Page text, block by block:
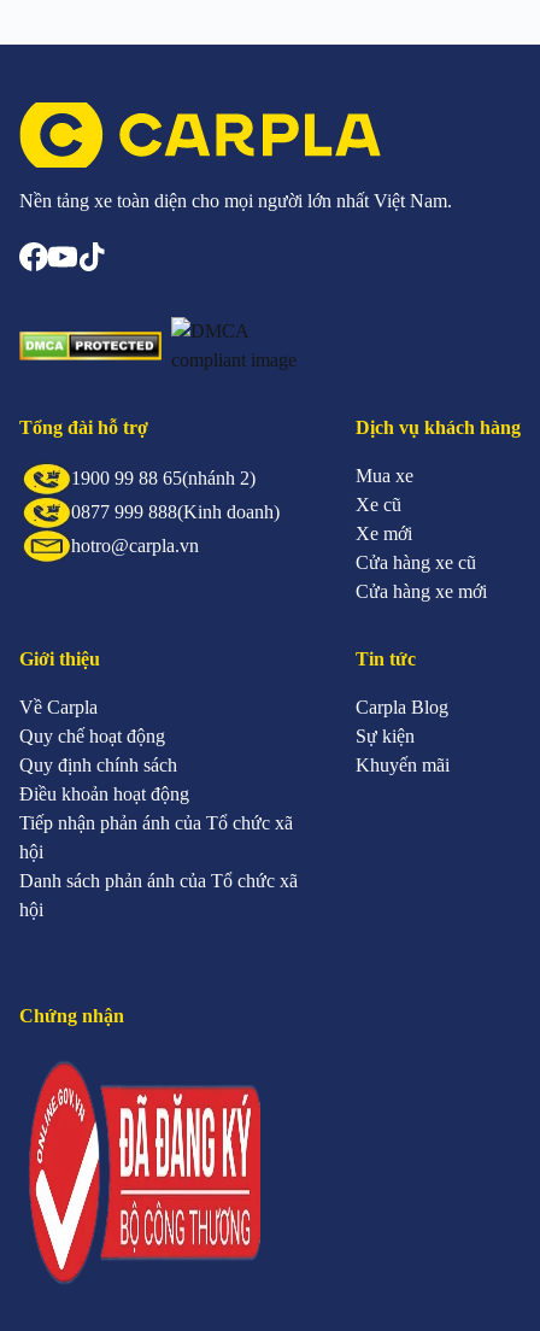
Nền tảng xe toàn diện cho mọi người lớn nhất Việt Nam.
Tổng đài hỗ trợ
1900 99 88 65(nhánh 2)
0877 999 888(Kinh doanh)
hotro@carpla.vn
Dịch vụ khách hàng
Mua xe
Xe cũ
Xe mới
Cửa hàng xe cũ
Cửa hàng xe mới
Giới thiệu
Về Carpla
Quy chế hoạt động
Quy định chính sách
Điều khoản hoạt động
Tiếp nhận phản ánh của Tổ chức xã
hội
Danh sách phản ánh của Tổ chức xã
hội
Tin tức
Carpla Blog
Sự kiện
Khuyến mãi
Chứng nhận